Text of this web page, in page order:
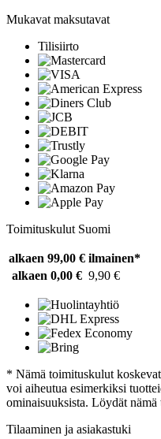
Mukavat maksutavat
Tilisiirto
Toimituskulut Suomi
alkaen 99,00 € ilmainen*
alkaen 0,00 € 9,90 €
* Nämä toimituskulut
voi aiheutua esimerkiksi
ominaisuuksista. Löydät nämä
Tilaaminen ja asiakastuki